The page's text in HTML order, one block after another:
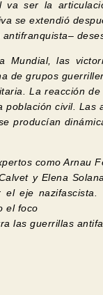
va ser la
se extendió
Mundial, las
de grupos
La reacción
población civil.
producían
como Arnau
y Elena
eje
el foco
las guerrillas